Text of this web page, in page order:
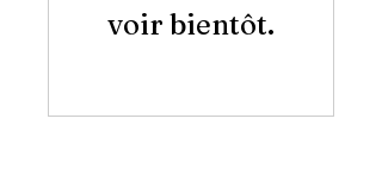
voir bientôt.